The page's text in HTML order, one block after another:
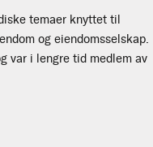
temaer knyttet til
og eiendomsselskap.
var i lengre tid medlem av